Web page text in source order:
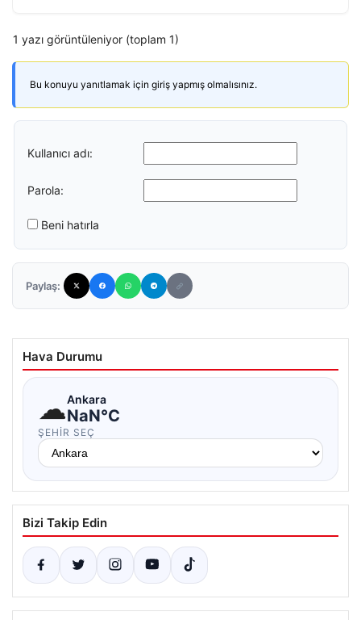
1 yazı görüntüleniyor (toplam 1)
Bu konuyu yanıtlamak için giriş yapmış olmalısınız.
Kullanıcı adı:
Parola:
Beni hatırla
Paylaş:
Hava Durumu
☁Ankara
NaN°C
ŞEHIR SEÇ
Bizi Takip Edin